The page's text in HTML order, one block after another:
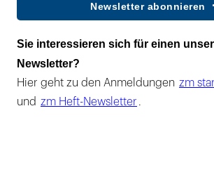
Newsletter abonnieren
Sie interessieren sich für einen
Newsletter?
Hier geht zu den Anmeldungen zm
und zm Heft-Newsletter .